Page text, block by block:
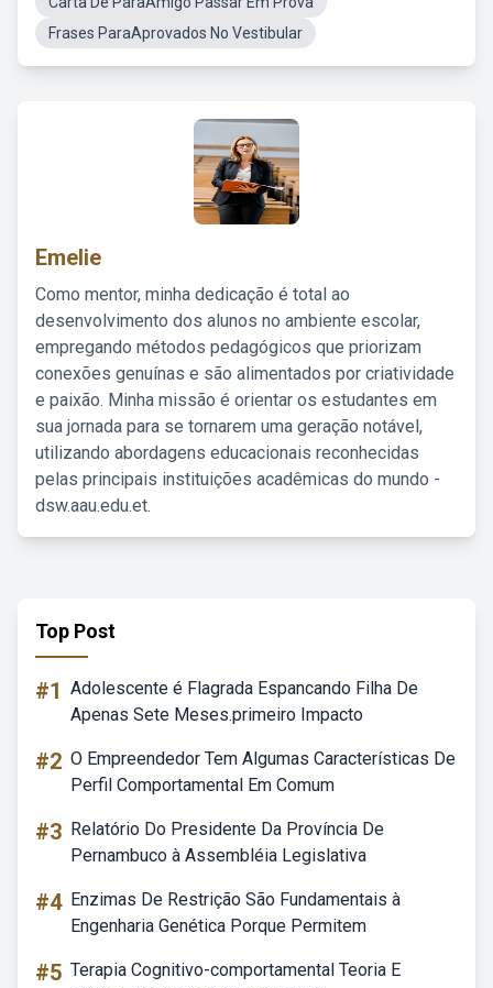
Frases ParaAprovados No Vestibular
Emelie
Como mentor, minha dedicação é total ao
desenvolvimento dos alunos no ambiente escolar,
empregando métodos pedagógicos que priorizam
conexões genuínas e são alimentados por criatividade
e paixão. Minha missão é orientar os estudantes em
sua jornada para se tornarem uma geração notável,
utilizando abordagens educacionais reconhecidas
pelas principais instituições acadêmicas do mundo -
dsw.aau.edu.et.
Top Post
#1 Adolescente é Flagrada Espancando Filha De
Apenas Sete Meses.primeiro Impacto
#2 O Empreendedor Tem Algumas Características De
Perfil Comportamental Em Comum
#3 Relatório Do Presidente Da Província De
Pernambuco à Assembléia Legislativa
#4 Enzimas De Restrição São Fundamentais à
Engenharia Genética Porque Permitem
#5 Terapia Cognitivo-comportamental Teoria E